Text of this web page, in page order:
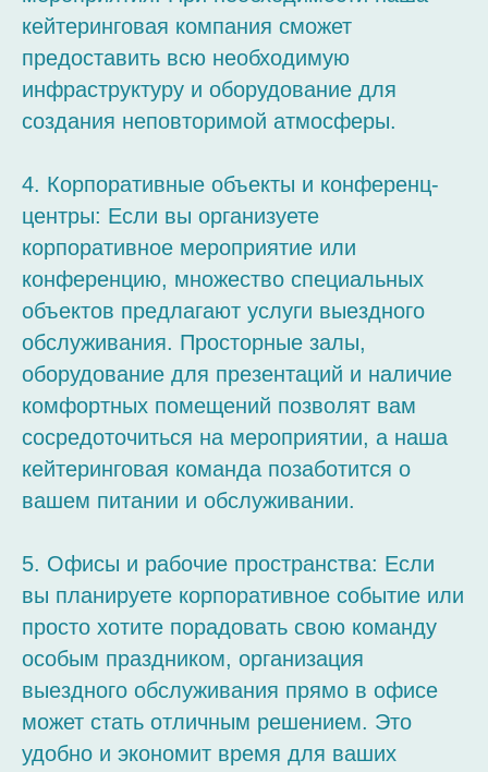
кейтеринговая компания сможет
предоставить всю необходимую
инфраструктуру и оборудование для
создания неповторимой атмосферы.
4. Корпоративные объекты и конференц-
центры: Если вы организуете
корпоративное мероприятие или
конференцию, множество специальных
объектов предлагают услуги выездного
обслуживания. Просторные залы,
оборудование для презентаций и наличие
комфортных помещений позволят вам
сосредоточиться на мероприятии, а наша
кейтеринговая команда позаботится о
вашем питании и обслуживании.
5. Офисы и рабочие пространства: Если
вы планируете корпоративное событие или
просто хотите порадовать свою команду
особым праздником, организация
выездного обслуживания прямо в офисе
может стать отличным решением. Это
удобно и экономит время для ваших